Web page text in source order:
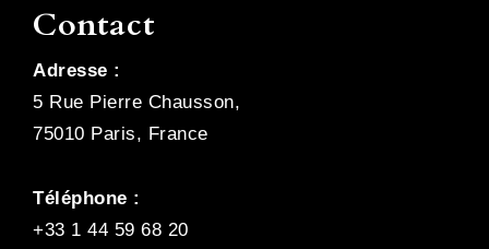
Contact
Adresse :
5 Rue Pierre Chausson,
75010 Paris, France
Téléphone :
+33 1 44 59 68 20